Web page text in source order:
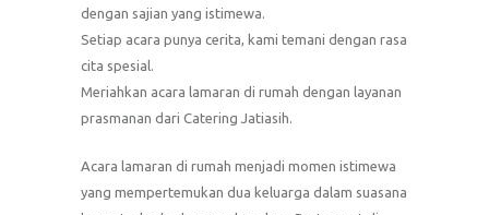
dengan sajian yang istimewa.
Setiap acara punya cerita, kami temani dengan rasa
cita spesial.
Meriahkan acara lamaran di rumah dengan layanan
prasmanan dari Catering Jatiasih.
Acara lamaran di rumah menjadi momen istimewa
yang mempertemukan dua keluarga dalam suasana